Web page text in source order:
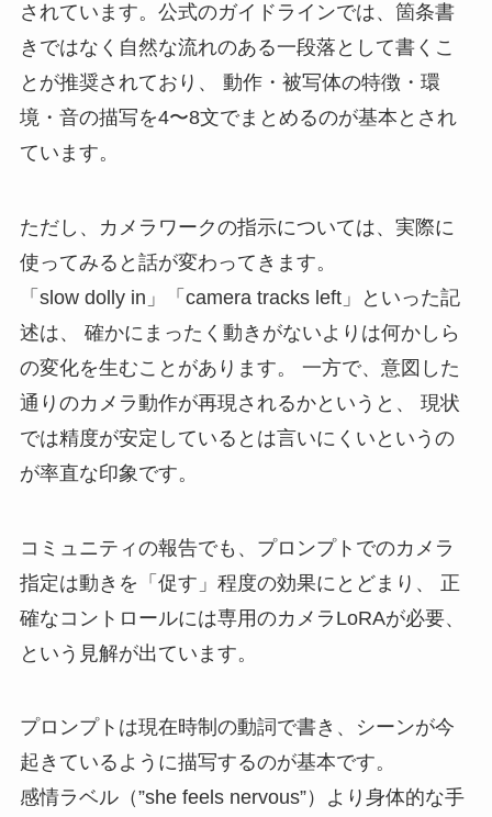
されています。公式のガイドラインでは、箇条書
きではなく自然な流れのある一段落として書くこ
とが推奨されており、 動作・被写体の特徴・環
境・音の描写を4〜8文でまとめるのが基本とされ
ています。
ただし、カメラワークの指示については、実際に
使ってみると話が変わってきます。
「slow dolly in」「camera tracks left」といった記
述は、 確かにまったく動きがないよりは何かしら
の変化を生むことがあります。 一方で、意図した
通りのカメラ動作が再現されるかというと、 現状
では精度が安定しているとは言いにくいというの
が率直な印象です。
コミュニティの報告でも、プロンプトでのカメラ
指定は動きを「促す」程度の効果にとどまり、 正
確なコントロールには専用のカメラLoRAが必要、
という見解が出ています。
プロンプトは現在時制の動詞で書き、シーンが今
起きているように描写するのが基本です。
感情ラベル（”she feels nervous”）より身体的な手